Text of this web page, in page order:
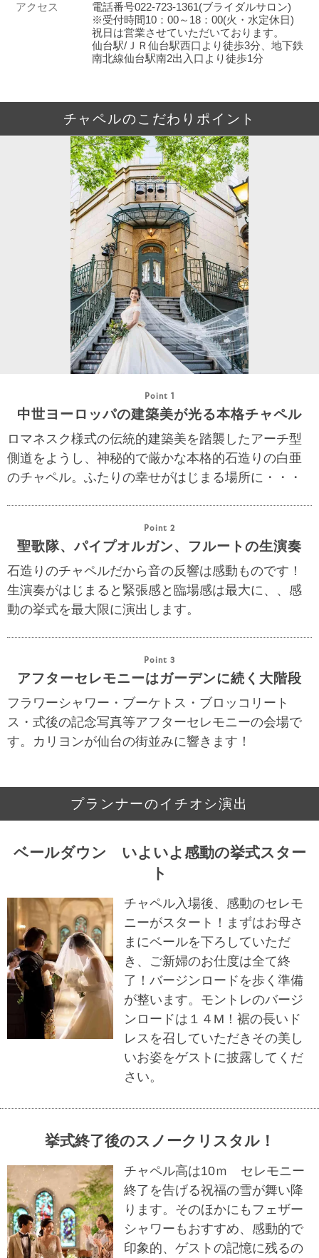
アクセス
電話番号022-723-1361(ブライダルサロン)
※受付時間10：00～18：00(火・水定休日)
祝日は営業させていただいております。
仙台駅/ＪＲ仙台駅西口より徒歩3分、地下鉄
南北線仙台駅南2出入口より徒歩1分
チャペルのこだわりポイント
Point 1
中世ヨーロッパの建築美が光る本格チャペル
ロマネスク様式の伝統的建築美を踏襲したアーチ型
側道をようし、神秘的で厳かな本格的石造りの白亜
のチャペル。ふたりの幸せがはじまる場所に・・・
Point 2
聖歌隊、パイプオルガン、フルートの生演奏
石造りのチャペルだから音の反響は感動ものです！
生演奏がはじまると緊張感と臨場感は最大に、、感
動の挙式を最大限に演出します。
Point 3
アフターセレモニーはガーデンに続く大階段
フラワーシャワー・ブーケトス・ブロッコリート
ス・式後の記念写真等アフターセレモニーの会場で
す。カリヨンが仙台の街並みに響きます！
プランナーのイチオシ演出
ベールダウン いよいよ感動の挙式スター
ト
チャペル入場後、感動のセレモ
ニーがスタート！まずはお母さ
まにベールを下ろしていただ
き、ご新婦のお仕度は全て終
了！バージンロードを歩く準備
が整います。モントレのバージ
ンロードは１４M！裾の長いド
レスを召していただきその美し
いお姿をゲストに披露してくだ
さい。
挙式終了後のスノークリスタル！
チャペル高は10ｍ セレモニー
終了を告げる祝福の雪が舞い降
ります。そのほかにもフェザー
シャワーもおすすめ、感動的で
印象的、ゲストの記憶に残るの